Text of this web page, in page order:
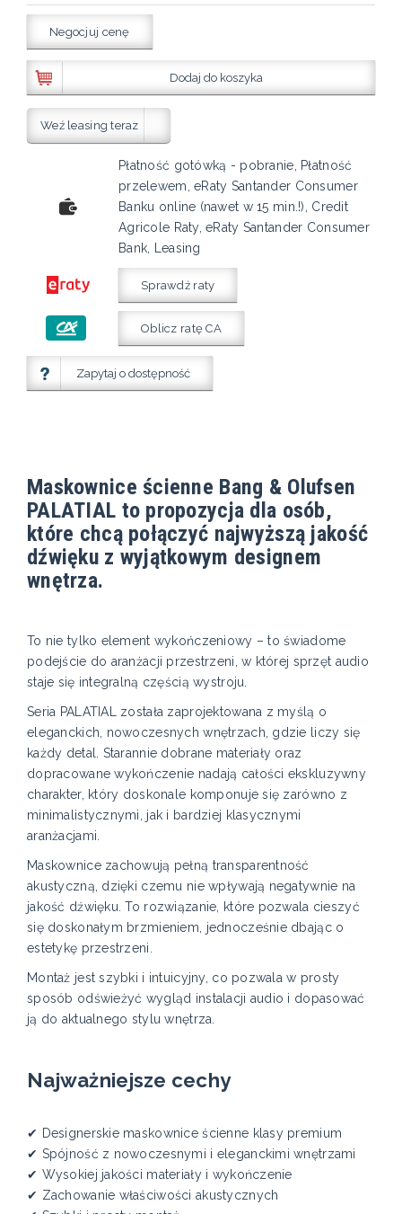
Negocjuj cenę
Dodaj do koszyka
Weź leasing teraz
Płatność gotówką - pobranie, Płatność
przelewem, eRaty Santander Consumer
Banku online (nawet w 15 min.!), Credit
Agricole Raty, eRaty Santander Consumer
Bank, Leasing
Sprawdź raty
Oblicz ratę CA
Zapytaj o dostępność
Maskownice ścienne Bang & Olufsen
PALATIAL to propozycja dla osób,
które chcą połączyć najwyższą jakość
dźwięku z wyjątkowym designem
wnętrza.
To nie tylko element wykończeniowy – to świadome
podejście do aranżacji przestrzeni, w której sprzęt audio
staje się integralną częścią wystroju.
Seria PALATIAL została zaprojektowana z myślą o
eleganckich, nowoczesnych wnętrzach, gdzie liczy się
każdy detal. Starannie dobrane materiały oraz
dopracowane wykończenie nadają całości ekskluzywny
charakter, który doskonale komponuje się zarówno z
minimalistycznymi, jak i bardziej klasycznymi
aranżacjami.
Maskownice zachowują pełną transparentność
akustyczną, dzięki czemu nie wpływają negatywnie na
jakość dźwięku. To rozwiązanie, które pozwala cieszyć
się doskonałym brzmieniem, jednocześnie dbając o
estetykę przestrzeni.
Montaż jest szybki i intuicyjny, co pozwala w prosty
sposób odświeżyć wygląd instalacji audio i dopasować
ją do aktualnego stylu wnętrza.
Najważniejsze cechy
✔ Designerskie maskownice ścienne klasy premium
✔ Spójność z nowoczesnymi i eleganckimi wnętrzami
✔ Wysokiej jakości materiały i wykończenie
✔ Zachowanie właściwości akustycznych